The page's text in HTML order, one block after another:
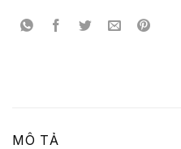
MÔ TẢ